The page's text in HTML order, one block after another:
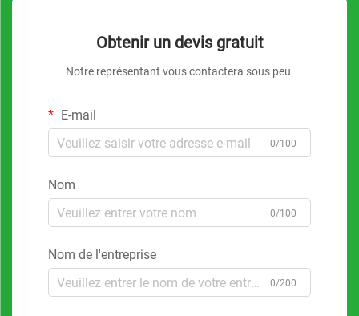
Obtenir un devis gratuit
Notre représentant vous contactera sous peu.
E-mail
0/100
Nom
0/100
Nom de l'entreprise
0/200